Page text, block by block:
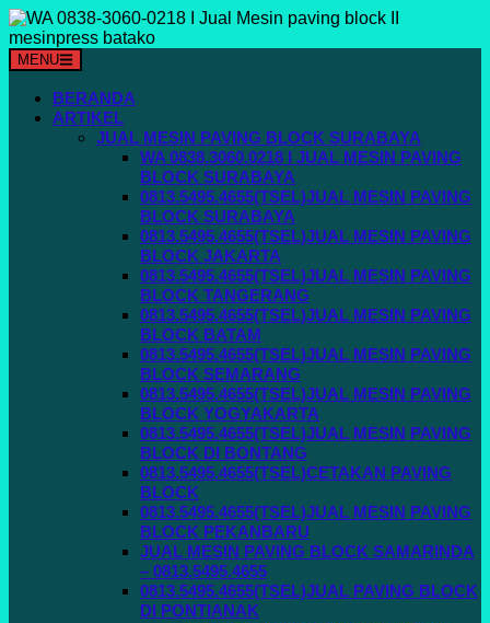
Langsung
ke
konten
MENU
BERANDA
ARTIKEL
JUAL MESIN PAVING BLOCK SURABAYA
WA 0838.3060.0218 I JUAL MESIN PAVING
BLOCK SURABAYA
0813.5495.4655(TSEL)JUAL MESIN PAVING
BLOCK SURABAYA
0813.5495.4655(TSEL)JUAL MESIN PAVING
BLOCK JAKARTA
0813.5495.4655(TSEL)JUAL MESIN PAVING
BLOCK TANGERANG
0813.5495.4655(TSEL)JUAL MESIN PAVING
BLOCK BATAM
0813.5495.4655(TSEL)JUAL MESIN PAVING
BLOCK SEMARANG
0813.5495.4655(TSEL)JUAL MESIN PAVING
BLOCK YOGYAKARTA
0813.5495.4655(TSEL)JUAL MESIN PAVING
BLOCK DI BONTANG
0813.5495.4655(TSEL)CETAKAN PAVING
BLOCK
0813.5495.4655(TSEL)JUAL MESIN PAVING
BLOCK PEKANBARU
JUAL MESIN PAVING BLOCK SAMARINDA
– 0813.5495.4655
0813.5495.4655(TSEL)JUAL PAVING BLOCK
DI PONTIANAK